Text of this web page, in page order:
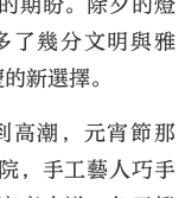
期盼。除夕的燈
了幾分文明與雅
新選擇。
高潮，元宵節那
，手工藝人巧手